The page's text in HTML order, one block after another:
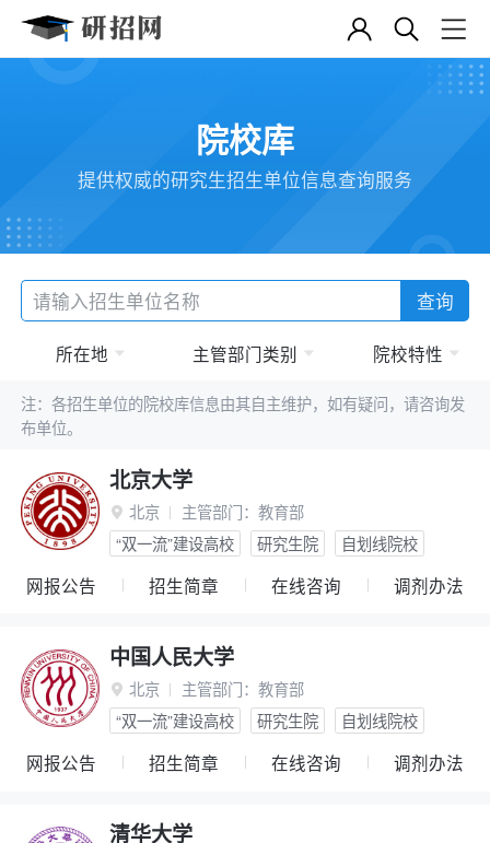
院校库
提供权威的研究生招生单位信息查询服务
查询
所在地 主管部门类别 院校特性
注：各招生单位的院校库信息由其自主维护，如有疑问，请咨询发
布单位。
北京大学
 北京 主管部门： 教育部
“双一流”建设高校
研究生院 自划线院校
网报公告 招生简章 在线咨询 调剂办法
中国人民大学
 北京 主管部门： 教育部
“双一流”建设高校
研究生院 自划线院校
网报公告 招生简章 在线咨询 调剂办法
清华大学